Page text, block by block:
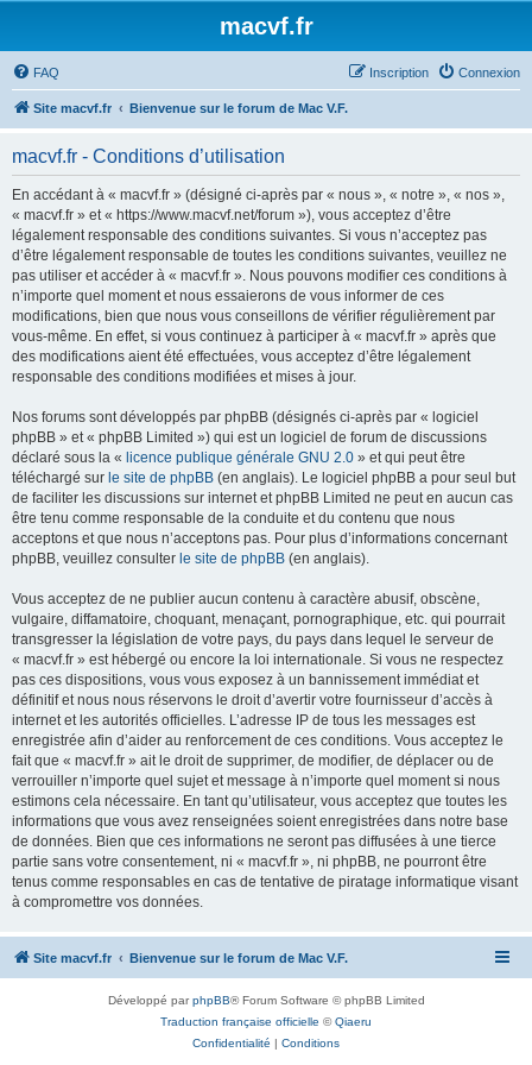
macvf.fr
FAQ Connexion
Inscription
Site macvf.fr Bienvenue sur le forum de Mac V.F.
macvf.fr - Conditions d’utilisation
En accédant à « macvf.fr » (désigné ci-après par « nous », « notre », « nos »,
« macvf.fr » et « https://www.macvf.net/forum »), vous acceptez d’être
légalement responsable des conditions suivantes. Si vous n’acceptez pas
d’être légalement responsable de toutes les conditions suivantes, veuillez ne
pas utiliser et accéder à « macvf.fr ». Nous pouvons modifier ces conditions à
n’importe quel moment et nous essaierons de vous informer de ces
modifications, bien que nous vous conseillons de vérifier régulièrement par
vous-même. En effet, si vous continuez à participer à « macvf.fr » après que
des modifications aient été effectuées, vous acceptez d’être légalement
responsable des conditions modifiées et mises à jour.
Nos forums sont développés par phpBB (désignés ci-après par « logiciel
phpBB » et « phpBB Limited ») qui est un logiciel de forum de discussions
déclaré sous la « licence publique générale GNU 2.0 » et qui peut être
téléchargé sur le site de phpBB (en anglais). Le logiciel phpBB a pour seul but
de faciliter les discussions sur internet et phpBB Limited ne peut en aucun cas
être tenu comme responsable de la conduite et du contenu que nous
acceptons et que nous n’acceptons pas. Pour plus d’informations concernant
phpBB, veuillez consulter le site de phpBB (en anglais).
Vous acceptez de ne publier aucun contenu à caractère abusif, obscène,
vulgaire, diffamatoire, choquant, menaçant, pornographique, etc. qui pourrait
transgresser la législation de votre pays, du pays dans lequel le serveur de
« macvf.fr » est hébergé ou encore la loi internationale. Si vous ne respectez
pas ces dispositions, vous vous exposez à un bannissement immédiat et
définitif et nous nous réservons le droit d’avertir votre fournisseur d’accès à
internet et les autorités officielles. L’adresse IP de tous les messages est
enregistrée afin d’aider au renforcement de ces conditions. Vous acceptez le
fait que « macvf.fr » ait le droit de supprimer, de modifier, de déplacer ou de
verrouiller n’importe quel sujet et message à n’importe quel moment si nous
estimons cela nécessaire. En tant qu’utilisateur, vous acceptez que toutes les
informations que vous avez renseignées soient enregistrées dans notre base
de données. Bien que ces informations ne seront pas diffusées à une tierce
partie sans votre consentement, ni « macvf.fr », ni phpBB, ne pourront être
tenus comme responsables en cas de tentative de piratage informatique visant
à compromettre vos données.
Site macvf.fr Bienvenue sur le forum de Mac V.F.
Développé parphpBB® Forum Software © phpBB Limited
Traduction française officielle ©Qiaeru
Confidentialité | Conditions